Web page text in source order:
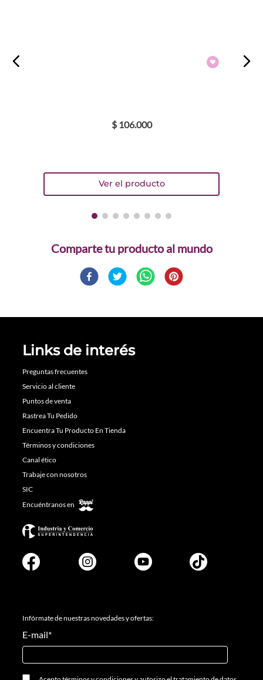
$ 106.000
Comparte
Links de interés
Preguntas frecuentes
Servicio al cliente
Puntos de venta
Rastrea Tu Pedido
Encuentra Tu Producto En Tienda
Términos y condiciones
Canal ético
Trabaje con nosotros
SIC
Encuéntranos en
Infórmate de nuestras novedades y ofertas:
E-mail*